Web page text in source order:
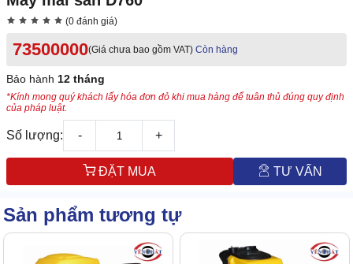
(0 đánh giá)
73500000(Giá chưa bao gồm VAT) Còn hàng
Bảo hành 12 tháng
*Kính mong quý khách lấy hóa đơn đỏ khi mua hàng để tuân thủ đúng quy định
của pháp luật.
Số lượng: - +
ĐẶT MUA TƯ VẤN
Sản phẩm tương tự